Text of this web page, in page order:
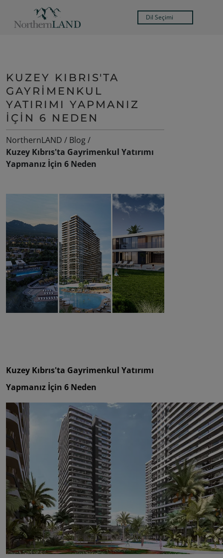
Dil Seçimi
KUZEY KIBRIS'TA
GAYRIMENKUL
YATIRIMI YAPMANIZ
İÇIN 6 NEDEN
NorthernLAND / Blog/
Kuzey Kıbrıs'ta Gayrimenkul Yatırımı
Yapmanız İçin 6 Neden
Kuzey Kıbrıs'ta Gayrimenkul Yatırımı
Yapmanız İçin 6 Neden